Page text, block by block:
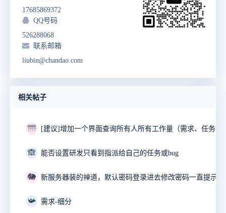
17685869372
QQ号码
526288068
联系邮箱
liubin@chandao.com
相关帖子
🌁
🙈 能否设置研发只看到指派给自己的任务或bug
🐘
📯 需求-细分